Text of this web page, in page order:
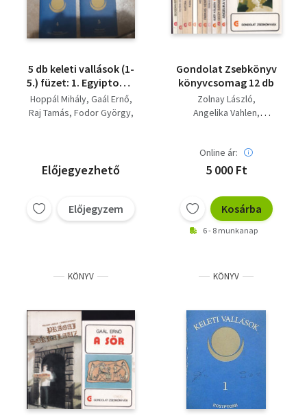
5 db keleti vallások (1-
5.) füzet: 1. Egyiptomi,
2. Az ókori
Mezopotámia, 3. Zsidó
Hoppál Mihály Gaál Ernő
Raj Tamás Fodor György
Előjegyezhető
Előjegyzem
Gondolat Zsebkönyv
könyvcsomag 12 db
Zolnay László
Angelika Vahlen
Gaál Ernő Farkas Tamás
Katona Zoltán Petrik Ottó
Géczy Barnabás
Online ár:
5 000 Ft
Kosárba
6 - 8 munkanap
KÖNYV KÖNYV